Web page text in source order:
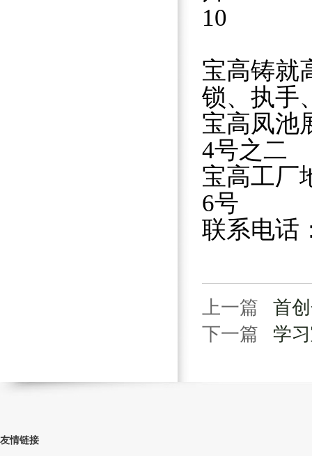
宝高铸就
锁、执手
宝高凤池
4号之二
宝高工厂
6号
联系电话
上一篇
首
下一篇
学
友情链接